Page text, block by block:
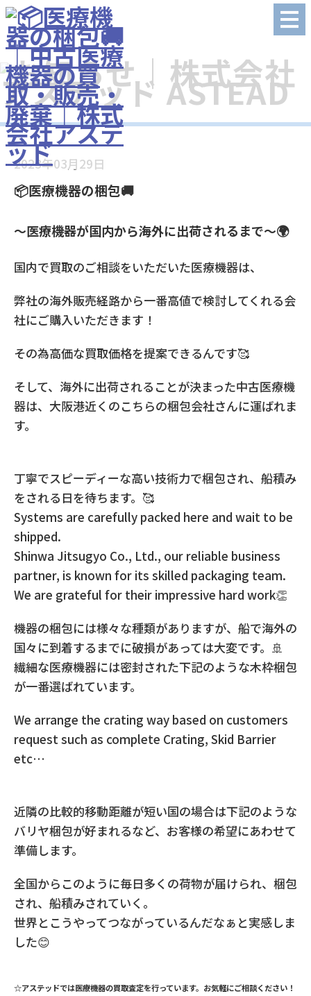
2023年03月29日
📦医療機器の梱包🚚
～医療機器が国内から海外に出荷されるまで～🌍
国内で買取のご相談をいただいた医療機器は、
弊社の海外販売経路から一番高値で検討してくれる会
社にご購入いただきます！
その為高価な買取価格を提案できるんです🥰
そして、海外に出荷されることが決まった中古医療機
器は、大阪港近くのこちらの梱包会社さんに運ばれま
す。
丁寧でスピーディーな高い技術力で梱包され、船積み
をされる日を待ちます。🥰
Systems are carefully packed here and wait to be
shipped.
Shinwa Jitsugyo Co., Ltd., our reliable business
partner, is known for its skilled packaging team.
We are grateful for their impressive hard work👏
機器の梱包には様々な種類がありますが、船で海外の
国々に到着するまでに破損があっては大変です。🚢
繊細な医療機器には密封された下記のような木枠梱包
が一番選ばれています。
We arrange the crating way based on customers
request such as complete Crating, Skid Barrier
etc…
近隣の比較的移動距離が短い国の場合は下記のような
バリヤ梱包が好まれるなど、お客様の希望にあわせて
準備します。
全国からこのように毎日多くの荷物が届けられ、梱包
され、船積みされていく。
世界とこうやってつながっているんだなぁと実感しま
した😊
☆アステッドでは医療機器の買取査定を行っています。お気軽にご相談ください！